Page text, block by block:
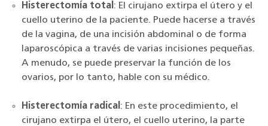
Histerectomía total : El cirujano extirpa el útero y el
cuello uterino de la paciente. Puede hacerse a través
de la vagina, de una incisión abdominal o de forma
laparoscópica a través de varias incisiones pequeñas.
A menudo, se puede preservar la función de los
ovarios, por lo tanto, hable con su médico.
Histerectomía radical : En este procedimiento, el
cirujano extirpa el útero, el cuello uterino, la parte